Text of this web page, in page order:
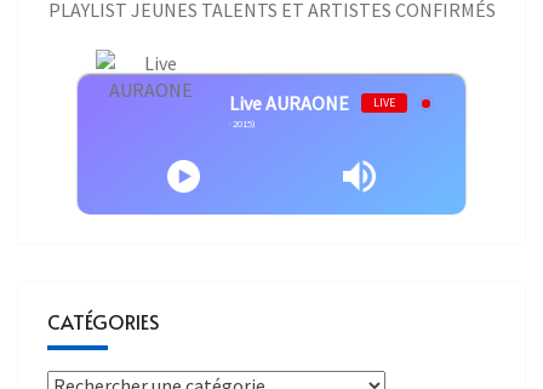
PLAYLIST JEUNES TALENTS ET ARTISTES CONFIRMÉS
Live AURAONE LIVE
CATÉGORIES